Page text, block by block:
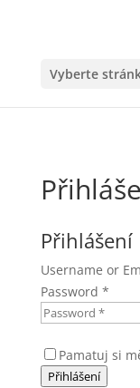
Vyberte
Přihlášení
Username or
Password *
Pamatuj si
Přihlášení